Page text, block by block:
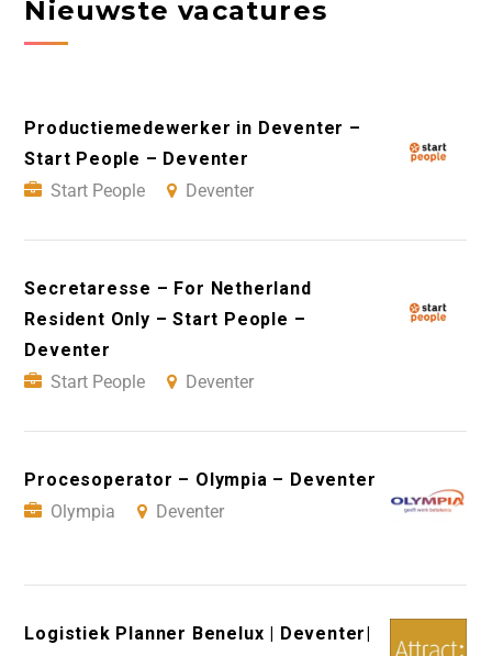
Nieuwste vacatures
Productiemedewerker in Deventer –
Start People – Deventer
Start People
Deventer
Secretaresse – For Netherland
Resident Only – Start People –
Deventer
Start People
Deventer
Procesoperator – Olympia – Deventer
Olympia
Deventer
Logistiek Planner Benelux | Deventer|